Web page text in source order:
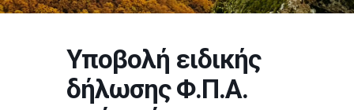
Υποβολή ειδικής
δήλωσης Φ.Π.Α.